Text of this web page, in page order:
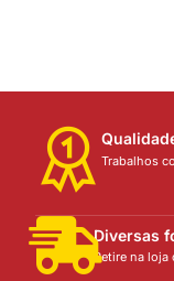
Trabalhos
Diversas
Retire na